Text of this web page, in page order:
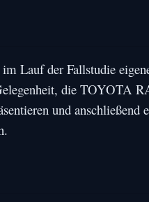
Lauf der Fallstudie
die TOYOTA
und anschließend